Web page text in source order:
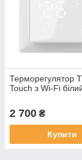
Терморегулятор
Touch з Wi-Fi
2 700 ₴
Купити